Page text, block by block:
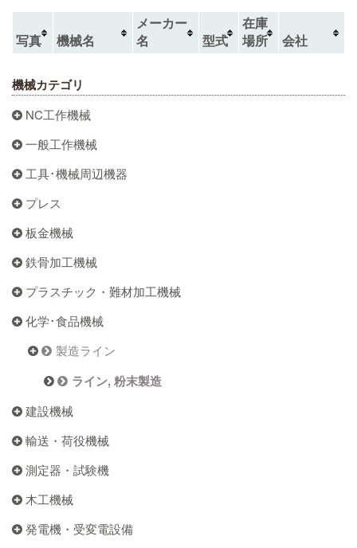
写真 機械名
メーカー
名
型式
在庫
場所
会社
機械カテゴリ
NC工作機械
一般工作機械
工具･機械周辺機器
プレス
板金機械
鉄骨加工機械
プラスチック・難材加工機械
化学･食品機械
製造ライン
ライン, 粉末製造
建設機械
輸送・荷役機械
測定器・試験機
木工機械
発電機・受変電設備